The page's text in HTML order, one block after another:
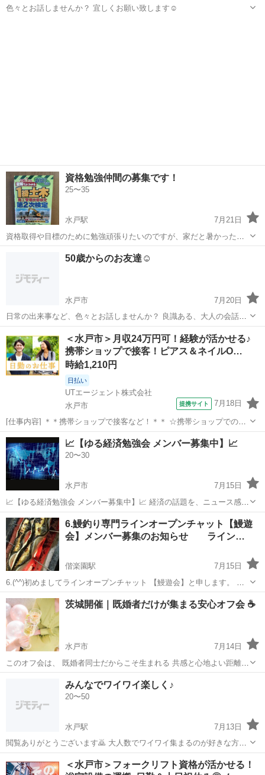
色々とお話しませんか？ 宜しくお願い致します☺️
資格勉強仲間の募集です！
25〜35
水戸駅
7月21日
資格取得や目標のために勉強頑張りたいのですが、家だと暑かったり
色々な誘惑があったり集中できません！ そこで、カフェとかで一緒に
勉強できる仲間を探しています。 仕事終わりや休日の空いている時間
水戸駅 友達
50歳からのお友達☺️
水戸市
7月20日
日常の出来事など、色々とお話しませんか？ 良識ある、大人の会話を
いたしましょう。 珈琲が好きなので、雰囲気の良いカフェなど教えて
いただけると嬉しいですね！ 男女問いません。 よろしくお願いいたし
ます。 投稿者
その他
＜水戸市＞月収24万円可！経験が活かせる♪
携帯ショップで接客！ピアス＆ネイルO…
時給1,210円
日払い
UTエージェント株式会社
水戸市
提携サイト 7月18日
[仕事内容] ＊＊携帯ショップで接客など！＊＊ ☆携帯ショップでの業
務経験者歓迎！ コミュニケーションを取ることがお好きな方にピッ
タリ！ ＜具体的には…＞ ◆接客業務 →ご来店されたお客様の要件
をお伺いする ◆登録業...
茨城 水戸市 工場
📈【ゆる経済勉強会 メンバー募集中】📈
20〜30
水戸市
7月15日
📈【ゆる経済勉強会 メンバー募集中】📈 経済の話題を、ニュース感覚
でゆるく共有できる会です😊 「難しい話は苦手だけど興味はある」
「誰かと情報交換したい」 そんな方におすすめです。 初参加・1人参
加OK🙌...
茨城 水戸市 友達 勉強会
6.鰻釣り専門ラインオープンチャット【鰻遊
会】メンバー募集のお知らせ ライン…
偕楽園駅
7月15日
6.(^^)初めましてラインオープンチャット 【鰻遊会】と申します。 よ
ろしくお願い致します。 グループは鰻釣り専門 ラインオープンチャッ
ト上での コミュニティになります。 ①活動内容は釣果投稿をメインに
仕掛けやエサ、かば...
茨城 水戸市 偕楽園駅 釣り ウナギ
茨城開催｜既婚者だけが集まる安心オフ会 ☕️
水戸市
7月14日
このオフ会は、 既婚者同士だからこそ生まれる 共感と心地よい距離感
を大切にしています。 家庭や仕事の話を、 無理に取り繕わず話せる相
手は意外と少ないもの。 同じ立場だからこそ、自然に会話が続きます
友達 既婚
みんなでワイワイ楽しく♪
20〜50
水戸駅
7月13日
閲覧ありがとうございます🙇 大人数でワイワイ集まるのが好きな方、
月に1〜3回程度の土日祝日に集まって季節ごとのイベントなどで遊び
ませんか？？✨ 水戸市近郊で行いますので近い方募集！！ 季節関係な
水戸駅 その他 海水浴
＜水戸市＞フォークリフト資格が活かせる！